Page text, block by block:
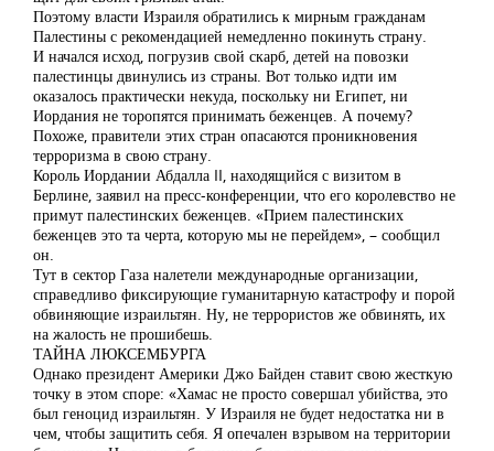
Поэтому власти Израиля обратились к мирным гражданам
Палестины с рекомендацией немедленно покинуть страну.
И начался исход, погрузив свой скарб, детей на повозки
палестинцы двинулись из страны. Вот только идти им
оказалось практически некуда, поскольку ни Египет, ни
Иордания не торопятся принимать беженцев. А почему?
Похоже, правители этих стран опасаются проникновения
терроризма в свою страну.
Король Иордании Абдалла II, находящийся с визитом в
Берлине, заявил на пресс-конференции, что его королевство не
примут палестинских беженцев. «Прием палестинских
беженцев это та черта, которую мы не перейдем», – сообщил
он.
Тут в сектор Газа налетели международные организации,
справедливо фиксирующие гуманитарную катастрофу и порой
обвиняющие израильтян. Ну, не террористов же обвинять, их
на жалость не прошибешь.
ТАЙНА ЛЮКСЕМБУРГА
Однако президент Америки Джо Байден ставит свою жесткую
точку в этом споре: «Хамас не просто совершал убийства, это
был геноцид израильтян. У Израиля не будет недостатка ни в
чем, чтобы защитить себя. Я опечален взрывом на территории